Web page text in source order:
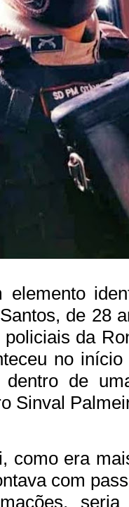
elemento
de 28
policiais da
no
dentro de
Sinval
como era
com